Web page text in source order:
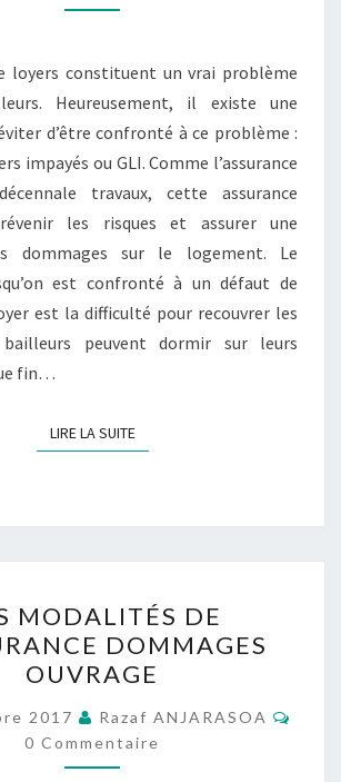
IMPAYÉS
LOYERS ET
LES
DÉGRADATIONS
?
loyers constituent un vrai problème
Heureusement, il existe une
d’être confronté à ce problème :
impayés ou GLI. Comme l’assurance
travaux, cette assurance
les risques et assurer une
dommages sur le logement. Le
est confronté à un défaut de
est la difficulté pour recouvrer les
bailleurs peuvent dormir sur leurs
fin…
LIRE LA SUITELIRE LA SUITE
MODALITÉS
DE
L’ASSURANCE
DOMMAGES
OUVRAGE
MODALITÉS DE
DOMMAGES
OUVRAGE
2017 Razaf ANJARASOA
0 Commentaire